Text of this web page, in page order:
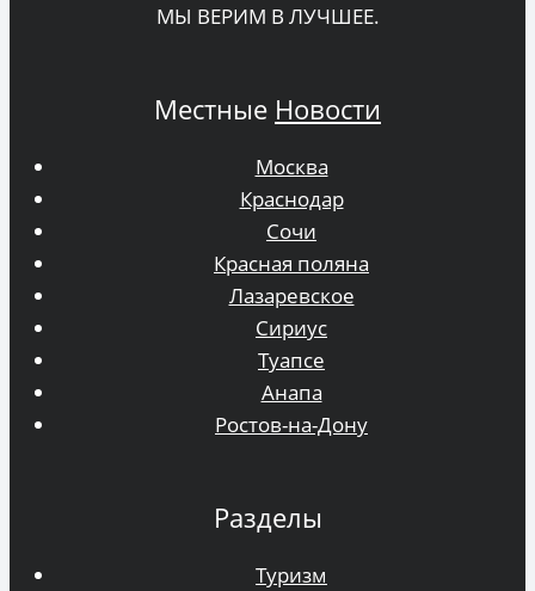
МЫ ВЕРИМ В ЛУЧШЕЕ.
Местные Новости
Москва
Краснодар
Сочи
Красная поляна
Лазаревское
Сириус
Туапсе
Анапа
Ростов-на-Дону
Разделы
Туризм